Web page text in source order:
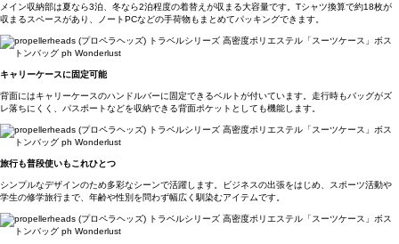
メイン収納部は夏なら3泊、冬なら2泊程度の着替えが収まる大容量です。Tシャツ換算で約18枚が
収まるスペースがあり、ノートPCなどの手荷物もまとめてパッキングできます。
キャリーケースに固定可能
背面にはキャリーケースのハンドルバーに固定できるベルトが付いています。走行時もバッグがズ
レ落ちにくく、パスポートなどを収納できる背面ポケットとしても機能します。
旅行も普段使いもこれひとつ
シンプルなデザインのため多彩なシーンで活躍します。ビジネスの出張をはじめ、スポーツ活動や
学生の修学旅行まで、年齢や性別を問わず幅広く馴染むアイテムです。